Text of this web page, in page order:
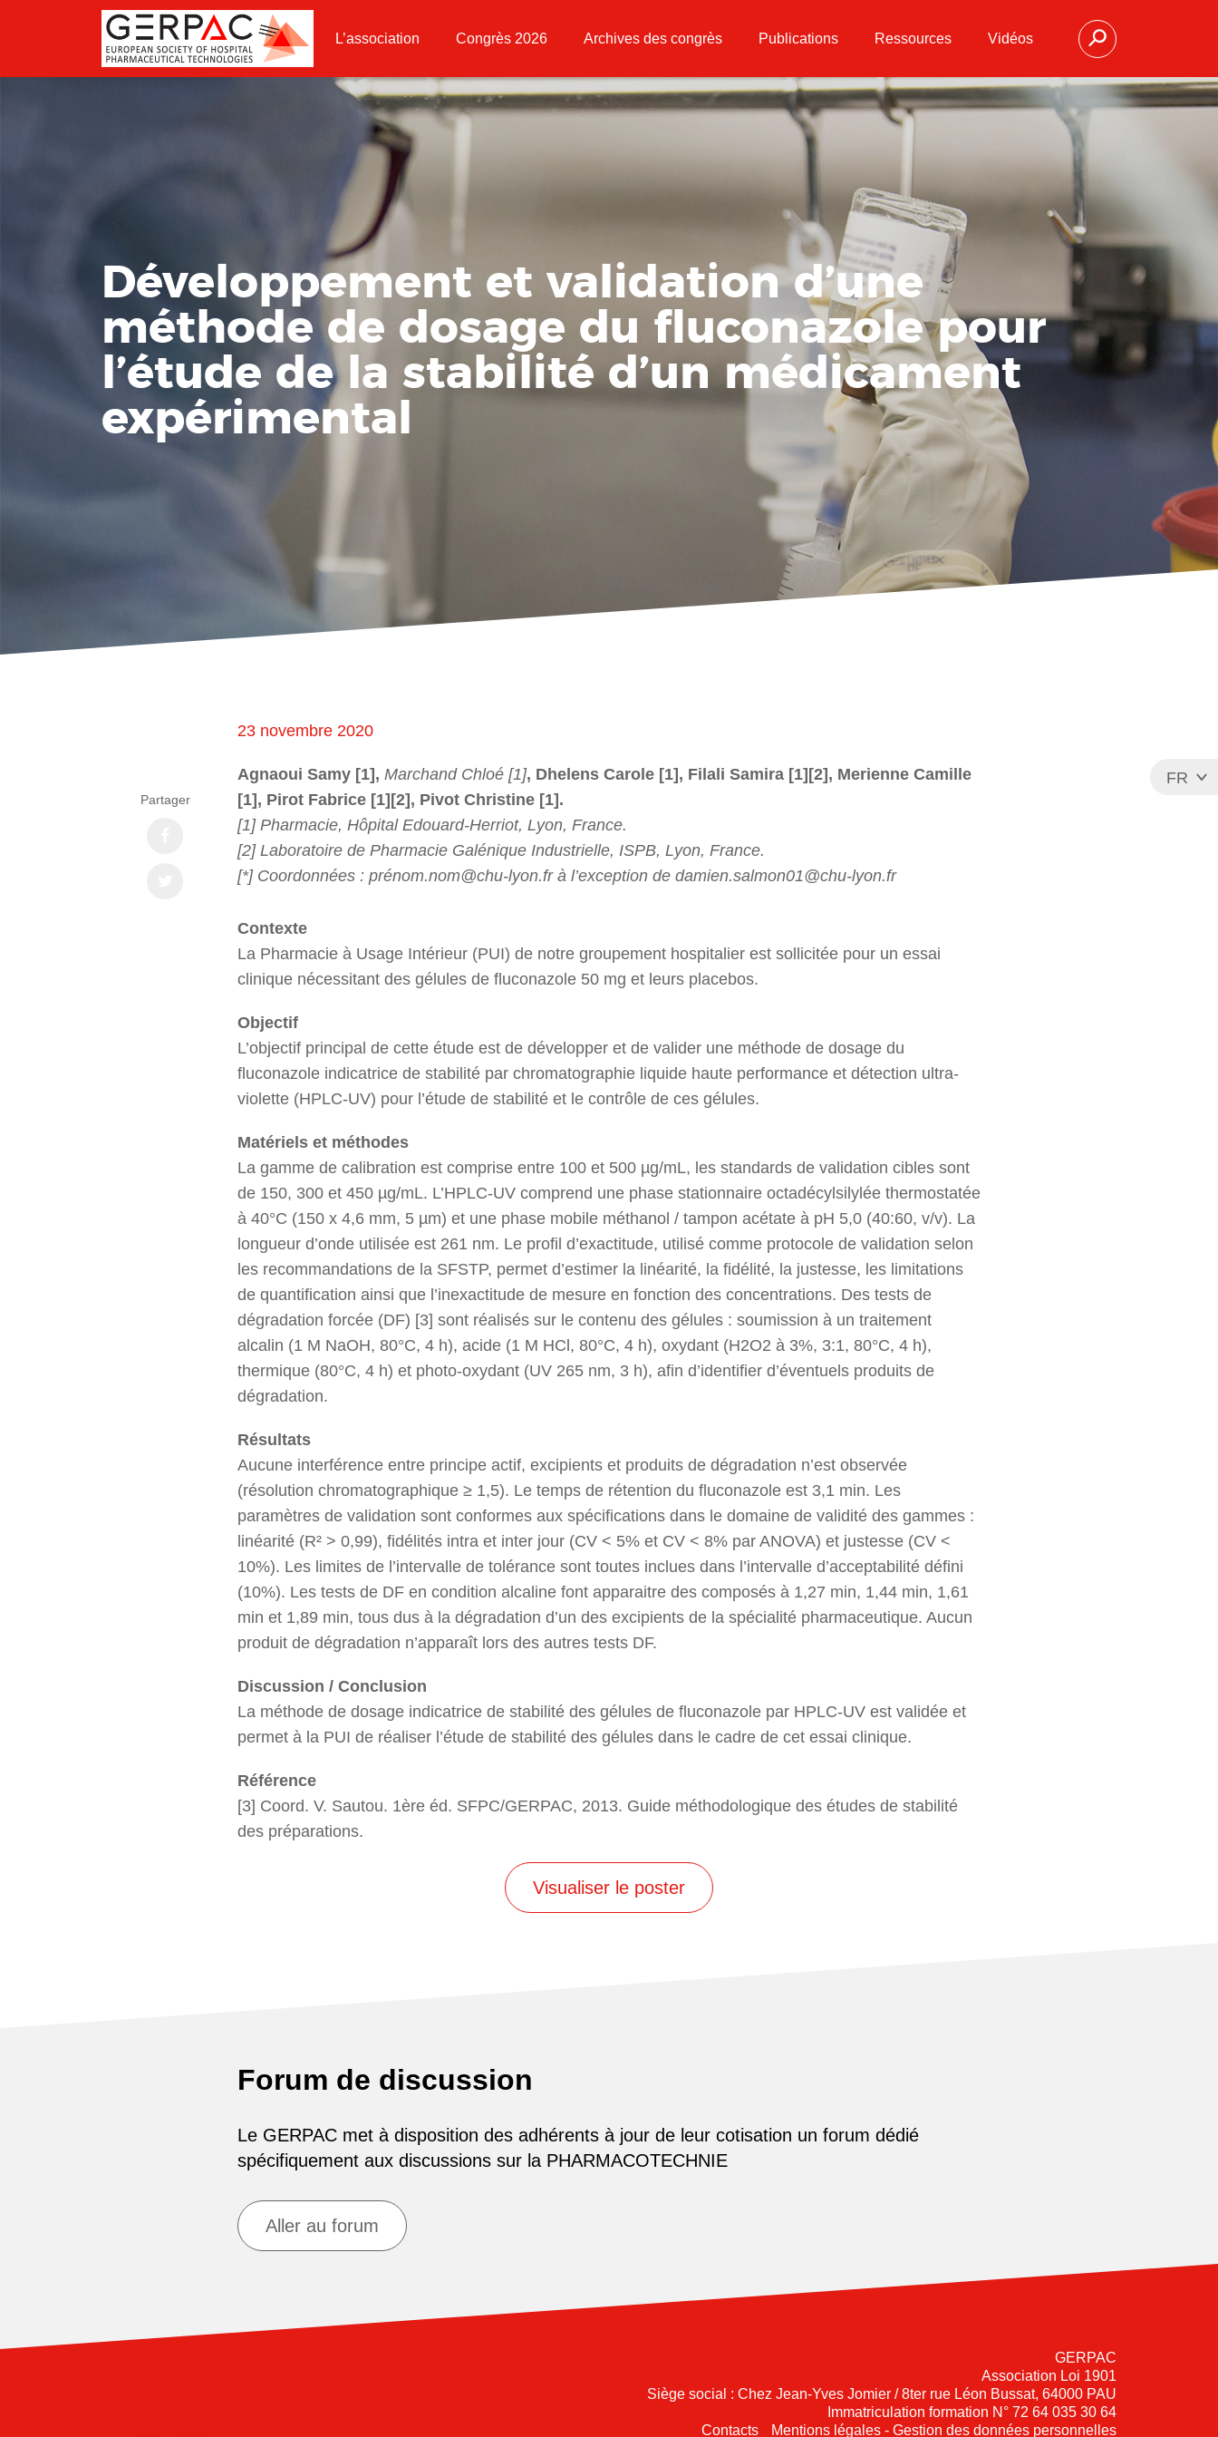
L’association Congrès 2026 Archives des congrès Publications Ressources Vidéos
FR
Développement et validation d’une
méthode de dosage du fluconazole pour
l’étude de la stabilité d’un médicament
expérimental
23 novembre 2020
Agnaoui Samy [1], Marchand Chloé [1], Dhelens Carole [1], Filali Samira [1][2], Merienne Camille
[1], Pirot Fabrice [1][2], Pivot Christine [1].
[1] Pharmacie, Hôpital Edouard-Herriot, Lyon, France.
[2] Laboratoire de Pharmacie Galénique Industrielle, ISPB, Lyon, France.
[*] Coordonnées : prénom.nom@chu-lyon.fr à l’exception de damien.salmon01@chu-lyon.fr
Contexte
La Pharmacie à Usage Intérieur (PUI) de notre groupement hospitalier est sollicitée pour un essai
clinique nécessitant des gélules de fluconazole 50 mg et leurs placebos.
Objectif
L’objectif principal de cette étude est de développer et de valider une méthode de dosage du
fluconazole indicatrice de stabilité par chromatographie liquide haute performance et détection ultra-
violette (HPLC-UV) pour l’étude de stabilité et le contrôle de ces gélules.
Matériels et méthodes
La gamme de calibration est comprise entre 100 et 500 µg/mL, les standards de validation cibles sont
de 150, 300 et 450 µg/mL. L’HPLC-UV comprend une phase stationnaire octadécylsilylée thermostatée
à 40°C (150 x 4,6 mm, 5 µm) et une phase mobile méthanol / tampon acétate à pH 5,0 (40:60, v/v). La
longueur d’onde utilisée est 261 nm. Le profil d’exactitude, utilisé comme protocole de validation selon
les recommandations de la SFSTP, permet d’estimer la linéarité, la fidélité, la justesse, les limitations
de quantification ainsi que l’inexactitude de mesure en fonction des concentrations. Des tests de
dégradation forcée (DF) [3] sont réalisés sur le contenu des gélules : soumission à un traitement
alcalin (1 M NaOH, 80°C, 4 h), acide (1 M HCl, 80°C, 4 h), oxydant (H2O2 à 3%, 3:1, 80°C, 4 h),
thermique (80°C, 4 h) et photo-oxydant (UV 265 nm, 3 h), afin d’identifier d’éventuels produits de
dégradation.
Résultats
Aucune interférence entre principe actif, excipients et produits de dégradation n’est observée
(résolution chromatographique ≥ 1,5). Le temps de rétention du fluconazole est 3,1 min. Les
paramètres de validation sont conformes aux spécifications dans le domaine de validité des gammes :
linéarité (R² > 0,99), fidélités intra et inter jour (CV < 5% et CV < 8% par ANOVA) et justesse (CV <
10%). Les limites de l’intervalle de tolérance sont toutes inclues dans l’intervalle d’acceptabilité défini
(10%). Les tests de DF en condition alcaline font apparaitre des composés à 1,27 min, 1,44 min, 1,61
min et 1,89 min, tous dus à la dégradation d’un des excipients de la spécialité pharmaceutique. Aucun
produit de dégradation n’apparaît lors des autres tests DF.
Discussion / Conclusion
La méthode de dosage indicatrice de stabilité des gélules de fluconazole par HPLC-UV est validée et
permet à la PUI de réaliser l’étude de stabilité des gélules dans le cadre de cet essai clinique.
Référence
[3] Coord. V. Sautou. 1ère éd. SFPC/GERPAC, 2013. Guide méthodologique des études de stabilité
des préparations.
Visualiser le poster
Partager
Forum de discussion
Le GERPAC met à disposition des adhérents à jour de leur cotisation un forum dédié
spécifiquement aux discussions sur la PHARMACOTECHNIE
Aller au forum
GERPAC
Association Loi 1901
Siège social : Chez Jean-Yves Jomier / 8ter rue Léon Bussat, 64000 PAU
Immatriculation formation N° 72 64 035 30 64
Contacts
Mentions légales - Gestion des données personnelles